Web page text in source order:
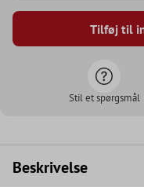
Tilføj til
Stil et spørgsmål
Beskrivelse